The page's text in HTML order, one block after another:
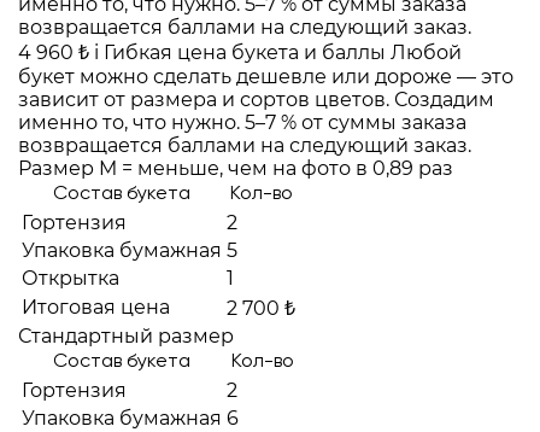
возвращается баллами на следующий заказ.
4 960 ₺ i Гибкая цена букета и баллы Любой
букет можно сделать дешевле или дороже — это
зависит от размера и сортов цветов. Создадим
именно то, что нужно. 5–7 % от суммы заказа
возвращается баллами на следующий заказ.
Размер M = меньше, чем на фото в 0,89 раз
Состав букета Кол-во
Гортензия
2
Упаковка бумажная 5
Открытка
1
Итоговая цена
2 700 ₺
Стандартный размер
Состав букета Кол-во
Гортензия
2
Упаковка бумажная 6